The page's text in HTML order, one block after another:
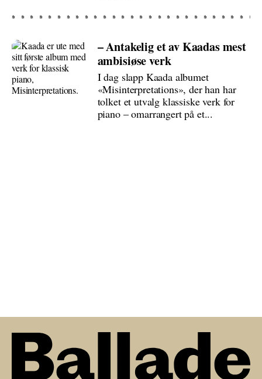
– Antakelig et av Kaadas mest
ambisiøse verk
I dag slapp Kaada albumet
«Misinterpretations», der han har
tolket et utvalg klassiske verk for
piano – omarrangert på et...